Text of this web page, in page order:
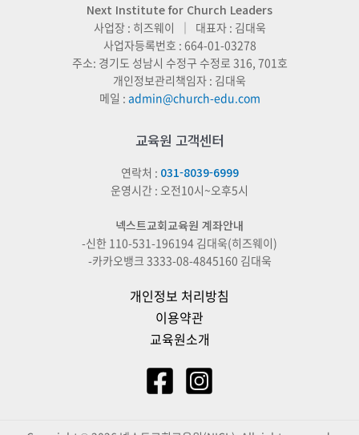
Next Institute for Church Leaders
사업장 : 히즈웨이 ｜ 대표자 : 김대욱
사업자등록번호 : 664-01-03278
주소: 경기도 성남시 수정구 수정로 316, 701호
개인정보관리책임자 : 김대욱
메일 : admin@church-edu.com
교육원 고객센터
연락처 : 031-8039-6999
운영시간 : 오전10시~오후5시
넥스트교회교육원 계좌안내
-신한 110-531-196194 김대욱(히즈웨이)
-카카오뱅크 3333-08-4845160 김대욱
개인정보 처리방침
이용약관
교육원소개